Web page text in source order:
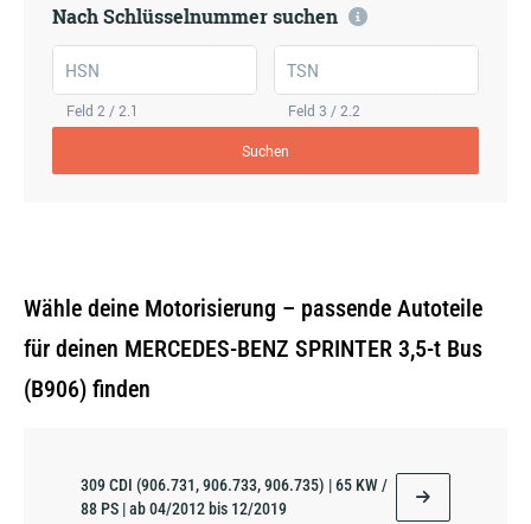
Nach Schlüsselnummer suchen
HSN
Feld 2 / 2.1
TSN
Feld 3 / 2.2
Suchen
Wähle deine Motorisierung – passende Autoteile
für deinen MERCEDES-BENZ SPRINTER 3,5-t Bus
(B906) finden
309 CDI (906.731, 906.733, 906.735) | 65 KW /
88 PS | ab 04/2012 bis 12/2019